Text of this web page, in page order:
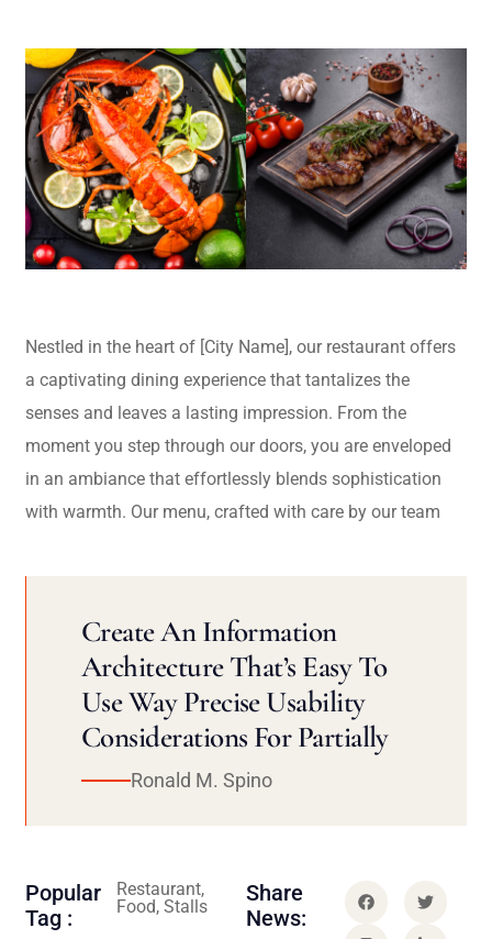
Nestled in the heart of [City Name], our restaurant offers
a captivating dining experience that tantalizes the
senses and leaves a lasting impression. From the
moment you step through our doors, you are enveloped
in an ambiance that effortlessly blends sophistication
with warmth. Our menu, crafted with care by our team
Create An Information
Architecture That’s Easy To
Use Way Precise Usability
Considerations For Partially
Ronald M. Spino
Popular
Tag :
Restaurant,
Food, Stalls
Share
News: